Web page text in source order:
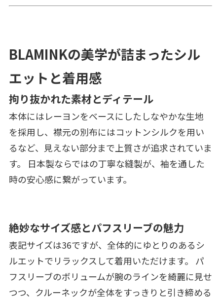
BLAMINKの美学が詰まったシル
エットと着用感
拘り抜かれた素材とディテール
本体にはレーヨンをベースにしたしなやかな生地
を採用し、襟元の別布にはコットンシルクを用い
るなど、見えない部分まで上質さが追求されていま
す。 日本製ならではの丁寧な縫製が、袖を通した
時の安心感に繋がっています。
絶妙なサイズ感とパフスリーブの魅力
表記サイズは36ですが、全体的にゆとりのあるシ
ルエットでリラックスして着用いただけます。 パ
フスリーブのボリュームが腕のラインを綺麗に見せ
つつ、クルーネックが全体をすっきりと引き締める